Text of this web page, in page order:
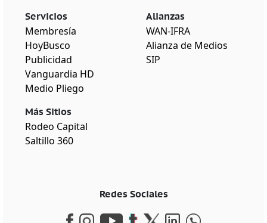
Servicios
Membresía
HoyBusco
Publicidad
Vanguardia HD
Medio Pliego
Más Sitios
Rodeo Capital
Saltillo 360
Alianzas
WAN-IFRA
Alianza de Medios
SIP
Redes Sociales